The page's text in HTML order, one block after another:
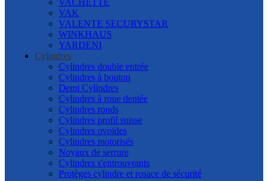
VACHETTE
VAK
VALENTE SECURYSTAR
WINKHAUS
YARDENI
Cylindres
Cylindres double entrée
Cylindres à bouton
Demi Cylindres
Cylindres à roue dentée
Cylindres ronds
Cylindres profil suisse
Cylindres ovoïdes
Cylindres motorisés
Noyaux de serrure
Cylindres s'entrouvrants
Protèges cylindre et rosace de sécurité